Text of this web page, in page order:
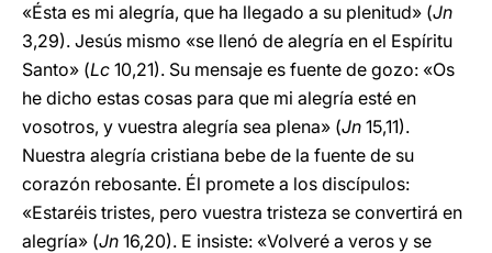
«Ésta es mi alegría, que ha llegado a su plenitud» (Jn
3,29). Jesús mismo «se llenó de alegría en el Espíritu
Santo» (Lc 10,21). Su mensaje es fuente de gozo: «Os
he dicho estas cosas para que mi alegría esté en
vosotros, y vuestra alegría sea plena» (Jn 15,11).
Nuestra alegría cristiana bebe de la fuente de su
corazón rebosante. Él promete a los discípulos:
«Estaréis tristes, pero vuestra tristeza se convertirá en
alegría» (Jn 16,20). E insiste: «Volveré a veros y se